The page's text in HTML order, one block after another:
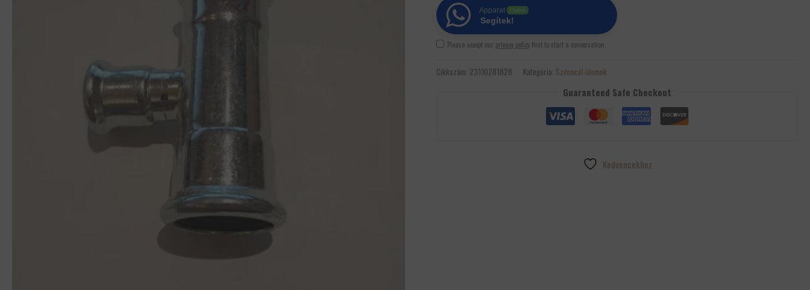
Apparat Online
Segítek!
Please accept our privacy policyfirst to start a conversation.
Cikkszám: 23110281828 Kategória: Szénacél idomok
Guaranteed Safe Checkout
Kedvencekhez